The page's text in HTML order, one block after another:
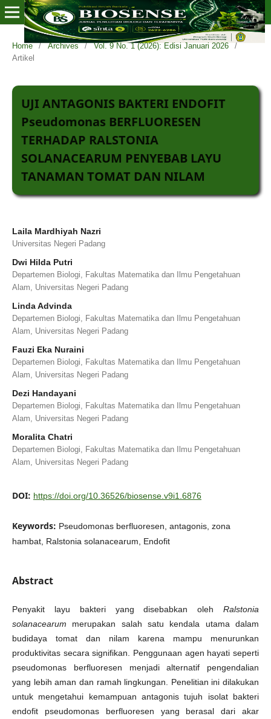
Home / Archives / Vol. 9 No. 1 (2026): Edisi Januari 2026
/
Artikel
UJI ANTAGONIS BAKTERI ENDOFIT
Pseudomonas BERFLUORESEN
TERHADAP RALSTONIA
SOLANACEARUM PENYEBAB LAYU
TANAMAN TOMAT DAN NILAM
Laila Mardhiyah Nazri
Universitas Negeri Padang
Dwi Hilda Putri
Departemen Biologi, Fakultas Matematika dan Ilmu Pengetahuan
Alam, Universitas Negeri Padang
Linda Advinda
Departemen Biologi, Fakultas Matematika dan Ilmu Pengetahuan
Alam, Universitas Negeri Padang
Fauzi Eka Nuraini
Departemen Biologi, Fakultas Matematika dan Ilmu Pengetahuan
Alam, Universitas Negeri Padang
Dezi Handayani
Departemen Biologi, Fakultas Matematika dan Ilmu Pengetahuan
Alam, Universitas Negeri Padang
Moralita Chatri
Departemen Biologi, Fakultas Matematika dan Ilmu Pengetahuan
Alam, Universitas Negeri Padang
DOI: https://doi.org/10.36526/biosense.v9i1.6876
Keywords: Pseudomonas berfluoresen, antagonis, zona
hambat, Ralstonia solanacearum, Endofit
Abstract
Penyakit layu bakteri yang disebabkan olehRalstonia
solanacearum merupakan salah satu kendala utama dalam
budidaya tomat dan nilam karena mampu menurunkan
produktivitas secara signifikan. Penggunaan agen hayati seperti
pseudomonas berfluoresen menjadi alternatif pengendalian
yang lebih aman dan ramah lingkungan. Penelitian ini dilakukan
untuk mengetahui kemampuan antagonis tujuh isolat bakteri
endofit pseudomonas berfluoresen yang berasal dari akar